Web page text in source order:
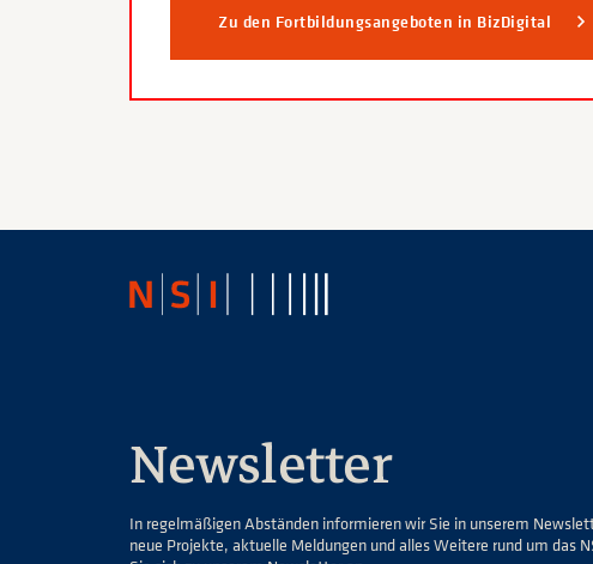
Zu den Fortbildungsangeboten in BizDigital
Newsletter
In regelmäßigen Abständen informieren wir Sie in unserem
neue Projekte, aktuelle Meldungen und alles Weitere rund um das